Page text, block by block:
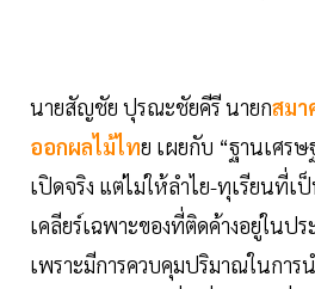
นายสัญชัย ปุรณะชัยคีรี นายกสมา
ออกผลไม้ไทย เผยกับ “ฐานเศร
เปิดจริง แต่ไม่ให้ลำไย-ทุเรียนที่เ
เคลียร์เฉพาะของที่ติดค้างอยู่ในป
เพราะมีการควบคุมปริมาณในการ